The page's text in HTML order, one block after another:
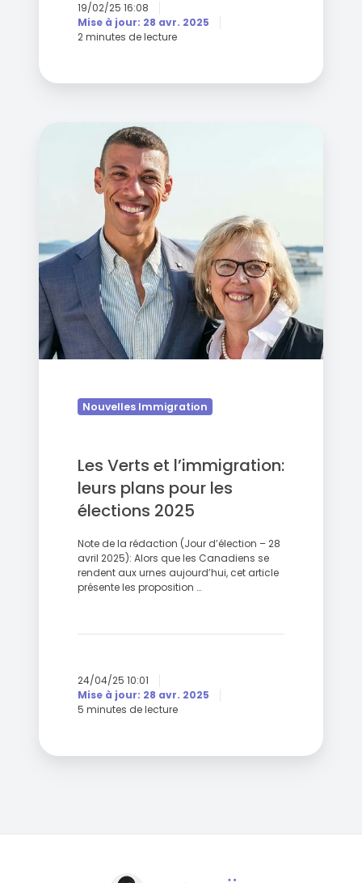
19/02/25 16:08
Mise à jour: 28 avr. 2025
2 minutes de lecture
l’immigration:
pour
les
élections
2025
Nouvelles Immigration
Les Verts et l’immigration:
leurs plans pour les
élections 2025
Note de la rédaction (Jour d’élection – 28
avril 2025): Alors que les Canadiens se
rendent aux urnes aujourd’hui, cet article
présente les proposition …
24/04/25 10:01
Mise à jour: 28 avr. 2025
5 minutes de lecture